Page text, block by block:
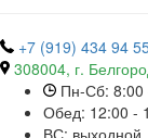
+7 (919) 434 94
308004, г.
Пн-Сб: 8:00
Обед: 12:00 -